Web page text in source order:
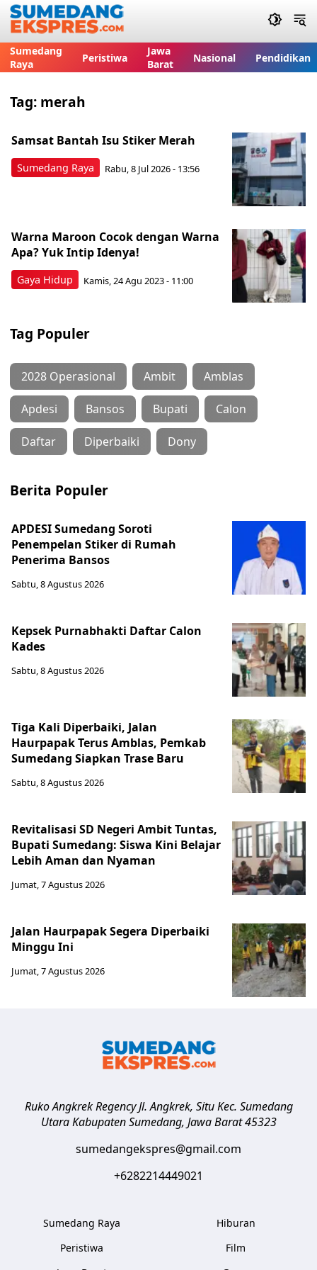
Sumedang
Raya
Peristiwa
Jawa
Barat
Nasional Pendidikan
Tag: merah
Sumedang Raya
Samsat Bantah Isu Stiker Merah
Rabu, 8 Jul 2026 - 13:56
Gaya Hidup
Warna Maroon Cocok dengan Warna
Apa? Yuk Intip Idenya!
Kamis, 24 Agu 2023 - 11:00
Tag Populer
2028 Operasional Ambit Amblas
Apdesi Bansos Bupati Calon
Daftar Diperbaiki Dony
Berita Populer
APDESI Sumedang Soroti
Penempelan Stiker di Rumah
Penerima Bansos
Sabtu, 8 Agustus 2026
Kepsek Purnabhakti Daftar Calon
Kades
Sabtu, 8 Agustus 2026
Tiga Kali Diperbaiki, Jalan
Haurpapak Terus Amblas, Pemkab
Sumedang Siapkan Trase Baru
Sabtu, 8 Agustus 2026
Revitalisasi SD Negeri Ambit Tuntas,
Bupati Sumedang: Siswa Kini Belajar
Lebih Aman dan Nyaman
Jumat, 7 Agustus 2026
Jalan Haurpapak Segera Diperbaiki
Minggu Ini
Jumat, 7 Agustus 2026
Ruko Angkrek Regency Jl. Angkrek, Situ Kec. Sumedang
Utara Kabupaten Sumedang, Jawa Barat 45323
sumedangekspres@gmail.com
+6282214449021
Sumedang Raya
Peristiwa
Hiburan
Film